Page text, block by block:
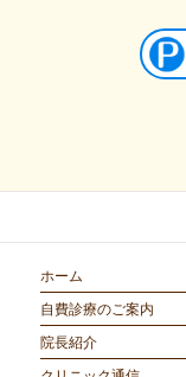
ホーム
自費診療のご案内
院長紹介